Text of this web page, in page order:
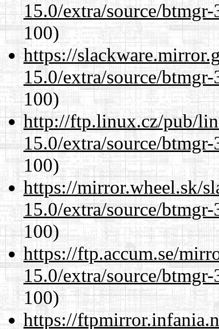
15.0/extra/source/
100)
https://
15.0/extra/source/
100)
http://ftp.linux.cz/pub/
15.0/extra/source/
100)
https://mirror.wheel.sk/
15.0/extra/source/
100)
https://ftp.accum.se/
15.0/extra/source/
100)
https://